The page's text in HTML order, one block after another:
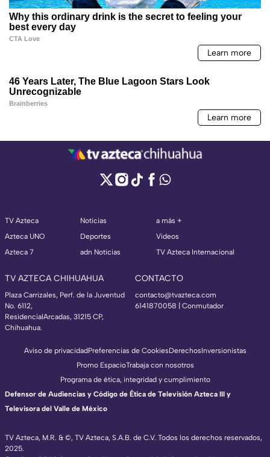
TV Azteca
Azteca UNO
Azteca 7
Noticias
Deportes
adn Noticias
a más +
Videos
TV Azteca Internacional
TV AZTECA CHIHUAHUA
Plaza Carrizales, Perf. de la Juventud
No. 6112,
ResidencialArcadas, 31215 CP,
Chihuahua.
CONTACTO
contacto@tvazteca.com
6141870058 | Conmutador
TV Azteca, M.R. & ©, TV Azteca, S.A.B. de C.V. Todos los derechos reservados,
2025.
Aviso de privacidadPreferencias de CookiesDerechosInversionistas
Promo EspacioTrabaja con nosotros
Programa de ética, integridad y cumplimiento
Defensor de Audiencias y Código de Ética de Televisión Azteca III y
Televisora del Valle de México